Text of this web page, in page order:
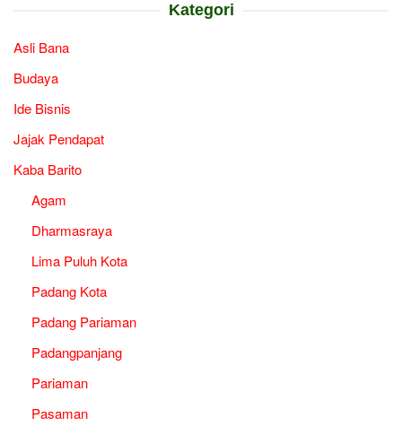
Kategori
Asli Bana
Budaya
Ide Bisnis
Jajak Pendapat
Kaba Barito
Agam
Dharmasraya
Lima Puluh Kota
Padang Kota
Padang Pariaman
Padangpanjang
Pariaman
Pasaman